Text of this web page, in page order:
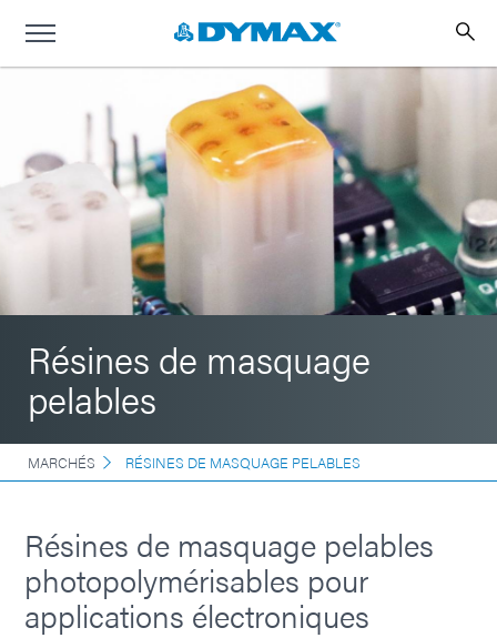
Résines de masquage
pelables
MARCHÉS RÉSINES DE MASQUAGE PELABLES
Résines de masquage pelables
photopolymérisables pour
applications électroniques